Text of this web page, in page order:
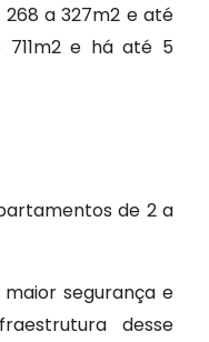
a 327m2 e até
e há até 5
de 2 a
segurança e
desse